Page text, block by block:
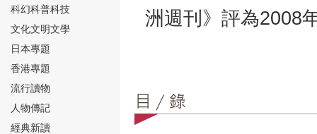
⑬
⑭
科幻科普科技
文化文明文學
日本專題
香港專題
流行讀物
人物傳記
經典新讀
洲週刊》評為2008